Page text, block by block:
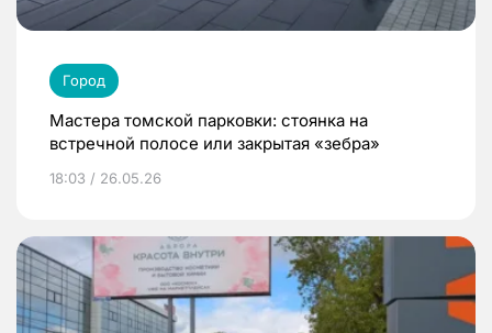
Город
Мастера томской парковки: стоянка на
встречной полосе или закрытая «зебра»
18:03 / 26.05.26